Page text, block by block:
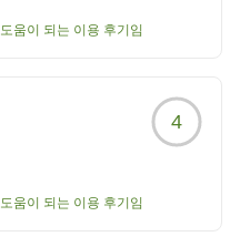
도움이 되는 이용 후기임
4
도움이 되는 이용 후기임